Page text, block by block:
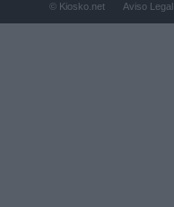
© Kiosko.net Aviso Legal